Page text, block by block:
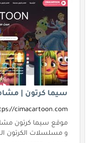
سيما كرتون |
cimacartoon.com/
موقع سيما كرتون
و مسلسلات الكرتون